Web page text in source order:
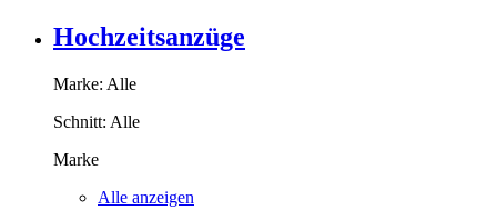
Hochzeitsanzüge
Marke: Alle
Schnitt: Alle
Marke
Alle anzeigen